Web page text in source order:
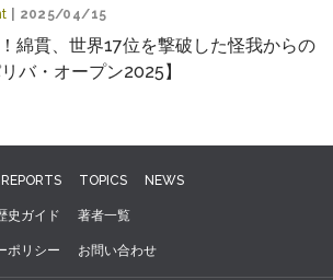
| 2025/04/15
綿貫、世界17位を撃破した怪我からの
バ・オープン2025】
TOPICS NEWS
史ガイド 著者一覧
ポリシー お問い合わせ